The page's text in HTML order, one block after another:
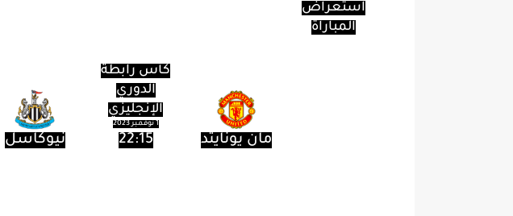
استعراض
المباراة
كأس رابطة
الدوري
الإنجليزي
مان يونايتد
1 نوفمبر 2023
22:15 نيوكاسل